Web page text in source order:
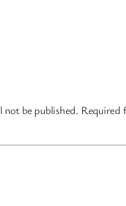
not be published. Required